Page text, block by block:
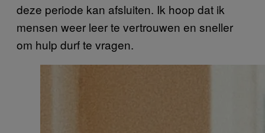
deze periode kan afsluiten. Ik hoop dat ik
mensen weer leer te vertrouwen en sneller
om hulp durf te vragen.